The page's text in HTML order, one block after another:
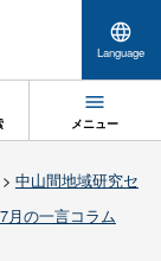
Language
メニュー
中山間地域研究セ
月の一言コラム